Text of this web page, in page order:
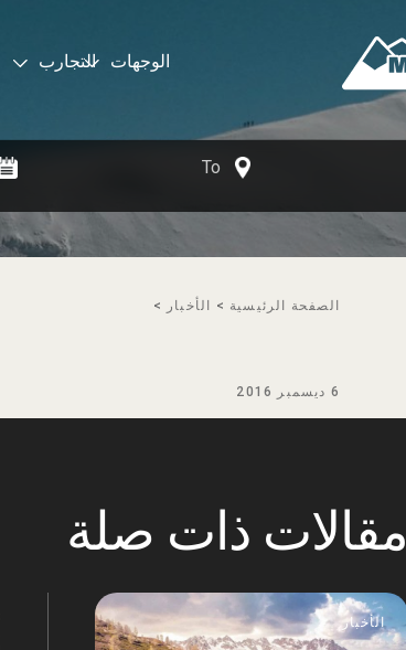
الوجهات التجارب
الصفحة الرئيسية > الأخبار >
6 ديسمبر 2016
مقالات ذات صلة
الأخبار